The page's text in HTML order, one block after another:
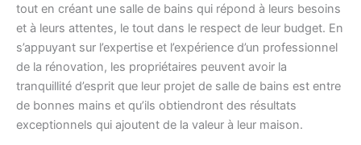
tout en créant une salle de bains qui répond à leurs besoins
et à leurs attentes, le tout dans le respect de leur budget. En
s’appuyant sur l’expertise et l’expérience d’un professionnel
de la rénovation, les propriétaires peuvent avoir la
tranquillité d’esprit que leur projet de salle de bains est entre
de bonnes mains et qu’ils obtiendront des résultats
exceptionnels qui ajoutent de la valeur à leur maison.